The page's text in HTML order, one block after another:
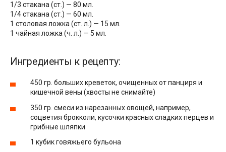
1/3 стакана (ст.) — 80 мл.
1/4 стакана (ст.) — 60 мл.
1 столовая ложка (ст. л.) — 15 мл.
1 чайная ложка (ч. л.) — 5 мл.
Ингредиенты к рецепту:
450 гр. больших креветок, очищенных от панциря и
кишечной вены (хвосты не снимайте)
350 гр. смеси из нарезанных овощей, например,
соцветия брокколи, кусочки красных сладких перцев и
грибные шляпки
1 кубик говяжьего бульона